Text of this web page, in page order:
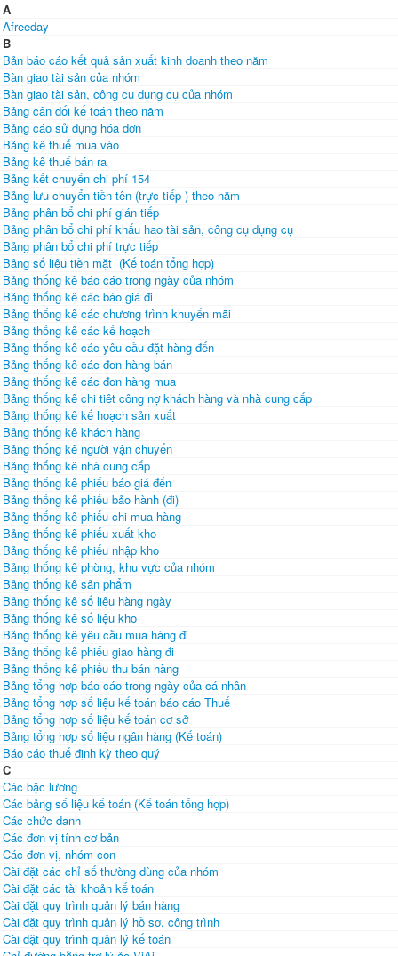
A
Afreeday
B
Bản báo cáo kết quả sản xuất kinh doanh theo năm
Bàn giao tài sản của nhóm
Bàn giao tài sản, công cụ dụng cụ của nhóm
Bảng cân đối kế toán theo năm
Bảng cáo sử dụng hóa đơn
Bảng kê thuế mua vào
Bảng kê thuế bán ra
Bảng kết chuyển chi phí 154
Bảng lưu chuyển tiền tên (trực tiếp ) theo năm
Bảng phân bổ chi phí gián tiếp
Bảng phân bổ chi phí khấu hao tài sản, công cụ dụng cụ
Bảng phân bổ chi phí trực tiếp
Bảng số liệu tiền mặt (Kế toán tổng hợp)
Bảng thống kê báo cáo trong ngày của nhóm
Bảng thống kê các báo giá đi
Bảng thống kê các chương trình khuyến mãi
Bảng thống kê các kế hoạch
Bảng thống kê các yêu cầu đặt hàng đến
Bảng thống kê các đơn hàng bán
Bảng thống kê các đơn hàng mua
Bảng thống kê chi tiêt công nợ khách hàng và nhà cung cấp
Bảng thống kê kế hoạch sản xuất
Bảng thống kê khách hàng
Bảng thống kê người vận chuyển
Bảng thống kê nhà cung cấp
Bảng thống kê phiếu báo giá đến
Bảng thống kê phiếu bảo hành (đi)
Bảng thống kê phiếu chi mua hàng
Bảng thống kê phiếu xuất kho
Bảng thống kê phiếu nhập kho
Bảng thống kê phòng, khu vực của nhóm
Bảng thống kê sản phẩm
Bảng thống kê số liệu hàng ngày
Bảng thống kê số liệu kho
Bảng thống kê yêu cầu mua hàng đi
Bảng thống kê phiếu giao hàng đi
Bảng thống kê phiếu thu bán hàng
Bảng tổng hợp báo cáo trong ngày của cá nhân
Bảng tổng hợp số liệu kế toán báo cáo Thuế
Bảng tổng hợp số liệu kế toán cơ sở
Bảng tổng hợp số liệu ngân hàng (Kế toán)
Báo cáo thuế định kỳ theo quý
C
Các bậc lương
Các bảng số liệu kế toán (Kế toán tổng hợp)
Các chức danh
Các đơn vị tính cơ bản
Các đơn vị, nhóm con
Cài đặt các chỉ số thường dùng của nhóm
Cài đặt các tài khoản kế toán
Cài đặt quy trình quản lý bán hàng
Cài đặt quy trình quản lý hồ sơ, công trình
Cài đặt quy trình quản lý kế toán